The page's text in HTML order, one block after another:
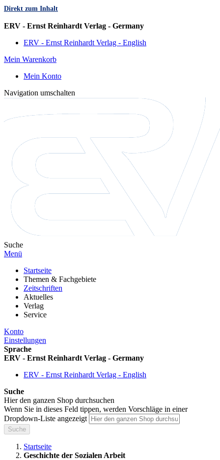
Direkt zum Inhalt
ERV - Ernst Reinhardt Verlag - Germany
ERV - Ernst Reinhardt Verlag - English
Mein Warenkorb
Mein Konto
Navigation umschalten
Suche
Menü
Startseite
Themen & Fachgebiete
Zeitschriften
Aktuelles
Verlag
Service
Konto
Einstellungen
Sprache
ERV - Ernst Reinhardt Verlag - Germany
ERV - Ernst Reinhardt Verlag - English
Suche
Hier den ganzen Shop durchsuchen
Wenn Sie in dieses Feld tippen, werden Vorschläge in einer
Dropdown-Liste angezeigt
Suche
Startseite
Geschichte der Sozialen Arbeit